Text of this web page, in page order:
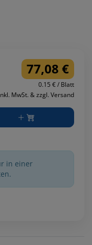
77,08 €
0.15 € / Blatt
MwSt. & zzgl. Versand
in einer